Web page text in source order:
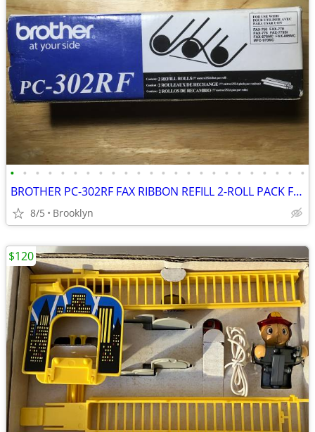
• • • • • • • • • • • • • • • • • • • • • • • •
BROTHER PC-302RF FAX RIBBON REFILL 2-ROLL PACK FOR BROTHER PLAIN PAPER
8/5 Brooklyn
$120